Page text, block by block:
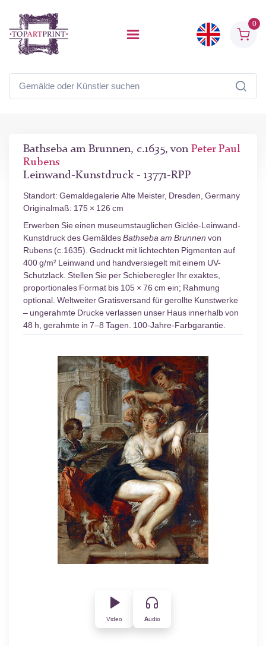
0
Bathseba am Brunnen, c.1635, von Peter Paul
Rubens
Leinwand-Kunstdruck - 13771-RPP
Standort: Gemaldegalerie Alte Meister, Dresden, Germany
Originalmaß: 175 × 126 cm
Erwerben Sie einen museumstauglichen Giclée-Leinwand-
Kunstdruck des GemäldesBathseba am Brunnen von
Rubens (c.1635). Gedruckt mit lichtechten Pigmenten auf
400 g/m² Leinwand und handversiegelt mit einem UV-
Schutzlack. Stellen Sie per Schieberegler Ihr exaktes,
proportionales Format bis 105 × 76 cm ein; Rahmung
optional. Weltweiter Gratisversand für gerollte Kunstwerke
– ungerahmte Drucke verlassen unser Haus innerhalb von
48 h, gerahmte in 7–8 Tagen. 100-Jahre-Farbgarantie.
Video Audio